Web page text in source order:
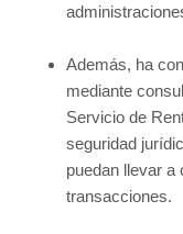
Además, ha
mediante
Servicio de
seguridad
puedan llevar a
transacciones.